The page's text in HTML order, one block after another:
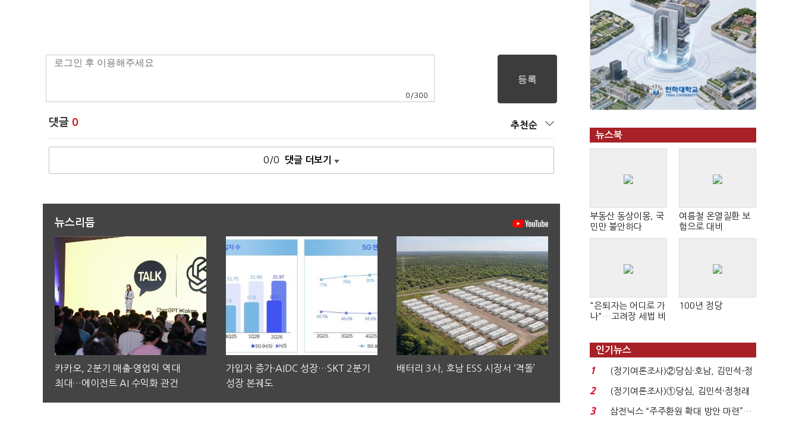
0 /300
댓글 0 추천순
0/0 댓글 더보기
뉴스리듬
카카오, 2분기 매출·영업익 역대
최대…에이전트 AI 수익화 관건
가입자 증가·AIDC 성장…SKT 2분기
성장 본궤도
배터리 3사, 호남 ESS 시장서 ‘격돌’
뉴스북
부동산 동상이몽, 국
민만 불안하다
여름철 온열질환 보
험으로 대비
"은퇴자는 어디로 가
나"…고려장 세법 비
100년 정당
인기뉴스
1
(정기여론조사)②당심·호남, 김민석-정
청래 '초접전'...
2
(정기여론조사)①당심, 김민석·정청래
'초접전'…대통령 ...
3
삼전닉스 “주주환원 확대 방안 마련”…